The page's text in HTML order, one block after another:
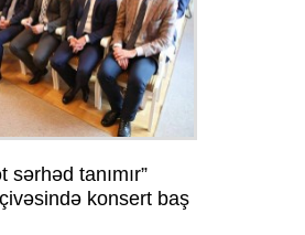
sərhəd tanımır”
konsert baş